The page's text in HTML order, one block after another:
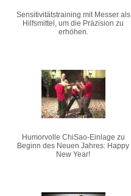
Sensitivitätstraining mit Messer als
Hilfsmittel, um die Präzision zu
erhöhen.
Humorvolle ChiSao-Einlage zu
Beginn des Neuen Jahres: Happy
New Year!